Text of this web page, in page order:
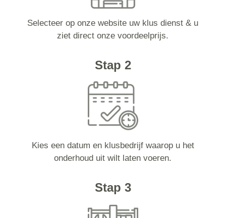
Selecteer op onze website uw klus dienst & u
ziet direct onze voordeelprijs.
Stap 2
Kies een datum en klusbedrijf waarop u het
onderhoud uit wilt laten voeren.
Stap 3